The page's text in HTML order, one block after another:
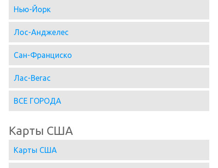
Нью-Йорк
Лос-Анджелес
Сан-Франциско
Лас-Вегас
ВСЕ ГОРОДА
Карты США
Карты США